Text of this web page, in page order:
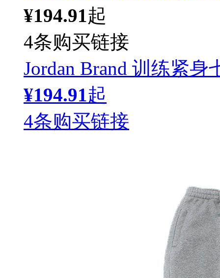
¥194.91起
4条购买链接
Jordan Brand 训练紧身
¥194.91起
4条购买链接